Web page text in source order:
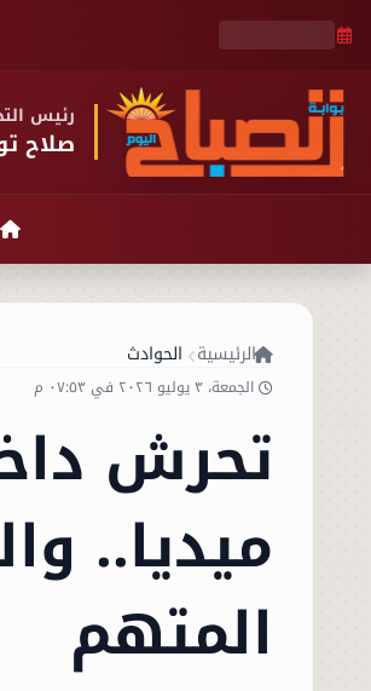
رئيس
صلاح
الرئيسية الحوادث
الجمعة، ٣ يوليو ٢٠٢٦ في ٠٧:٥٣ م
تحرش
ميديا..
المتهم